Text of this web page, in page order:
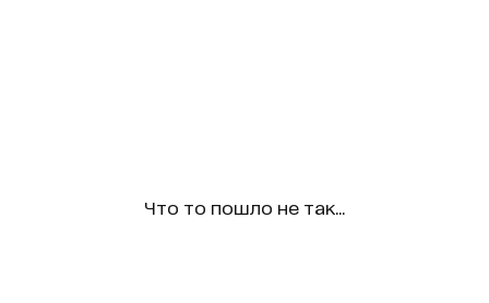
Что то пошло не так...